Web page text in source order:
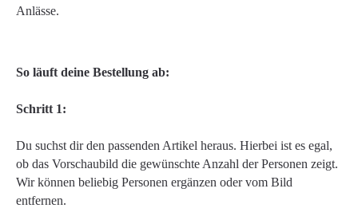
Anlässe.
So läuft deine Bestellung ab:
Schritt 1:
Du suchst dir den passenden Artikel heraus. Hierbei ist es egal,
ob das Vorschaubild die gewünschte Anzahl der Personen zeigt.
Wir können beliebig Personen ergänzen oder vom Bild
entfernen.